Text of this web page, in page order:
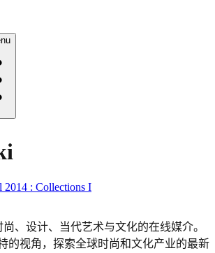
2014 : Collections I
、设计、当代艺术与文化的在线媒介。
的视角，探索全球时尚和文化产业的最新